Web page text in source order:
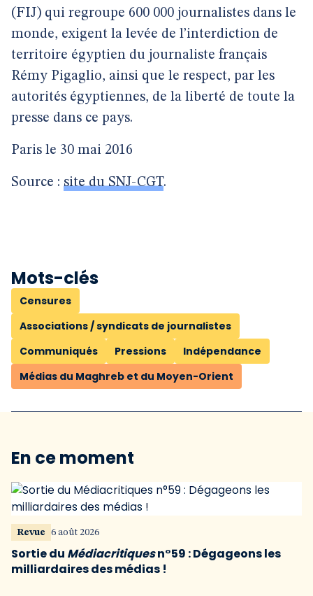
(FIJ) qui regroupe 600 000 journalistes dans le
monde, exigent la levée de l’interdiction de
territoire égyptien du journaliste français
Rémy Pigaglio, ainsi que le respect, par les
autorités égyptiennes, de la liberté de toute la
presse dans ce pays.
Paris le 30 mai 2016
Source : site du SNJ-CGT.
Mots-clés
Censures
Associations / syndicats de journalistes
Communiqués
Pressions
Indépendance
Médias du Maghreb et du Moyen-Orient
En ce moment
Revue 6 août 2026
Sortie du Médiacritiquesn°59 : Dégageons les
milliardaires des médias !